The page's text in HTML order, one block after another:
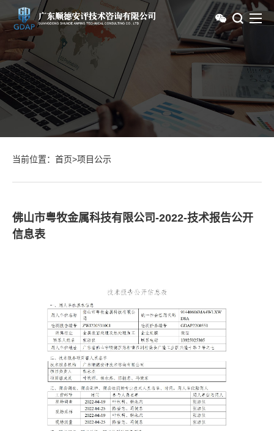
当前位置： 首页>项目公示
佛山市粤牧金属科技有限公司-2022-技术报告公开
信息表